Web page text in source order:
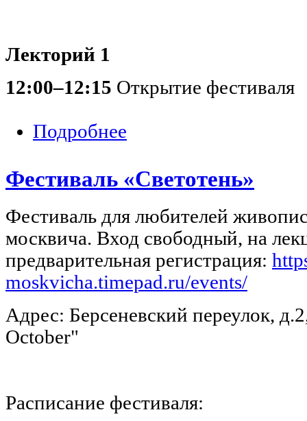
Лекторий 1
12:00–12:15 Открытие фестиваля
Подробнее
Фестиваль «Светотень»
Фестиваль для любителей
москвича. Вход свободный, на
предварительная регистрация:
moskvicha.timepad.ru/events/
Адрес: Берсеневский переулок,
October"
Расписание фестиваля: